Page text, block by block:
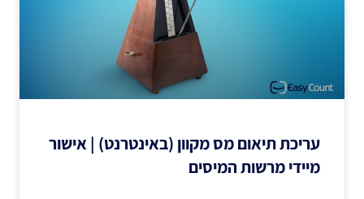
עריכת תיאום מס מקוון (באינטרנט) | אישור
מיידי מרשות המיסים